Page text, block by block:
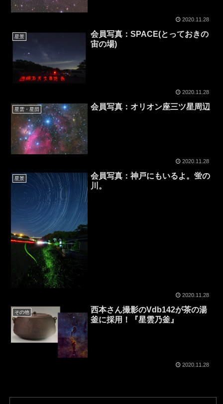
2020.11.28
星景
会員写真：SPACE(とっておきの
宙の場)
2020.11.28
星雲・星団 会員写真：オリオン座三ツ星周辺
2020.11.28
星景
会員写真：神戸にもいるよ。蛍の
川。
2020.11.28
その他
西本さん撮影のVdb142が茶の湯
釜に採用！『星雲乃釜』
2020.11.28